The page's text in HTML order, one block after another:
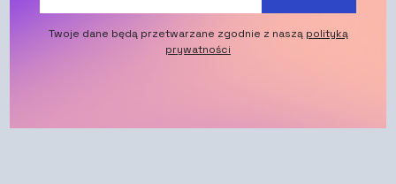
Twoje dane będą przetwarzane zgodnie z naszą polityką
prywatności